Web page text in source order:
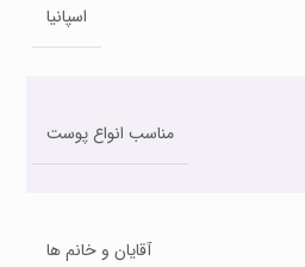
اسپانیا
مناسب انواع پوست
آقایان و خانم ها